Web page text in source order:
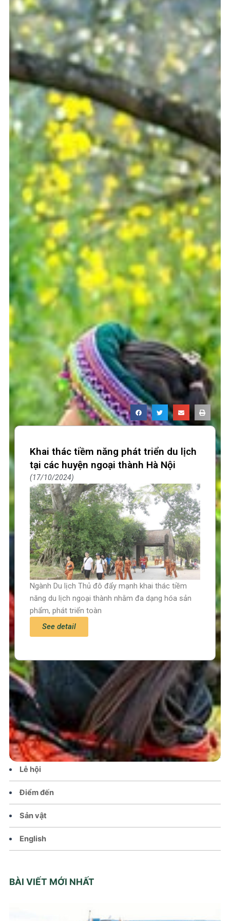
Trang chủ
Tin tức – Sự kiện
Chính sách
Văn hoá – Đời sống
Lễ hội
Điểm đến
Sản vật
English
BÀI VIẾT MỚI NHẤT
Khai thác tiềm năng phát triển du lịch
tại các huyện ngoại thành Hà Nội
17/10/2024
Ngành Du lịch Thủ đô đẩy mạnh khai thác tiềm
năng du lịch ngoại thành nhằm đa dạng hóa sản
phẩm, phát triển toàn
See detail